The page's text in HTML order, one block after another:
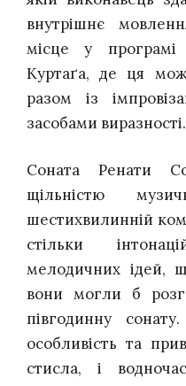
внутрішнє
місце у програмі
Куртаґа, де ця
разом із
засобами виразності.
Соната Ренати
щільністю
шестихвилинній
стільки
мелодичних ідей,
вони могли б
півгодинну
особливість та
стисла, і